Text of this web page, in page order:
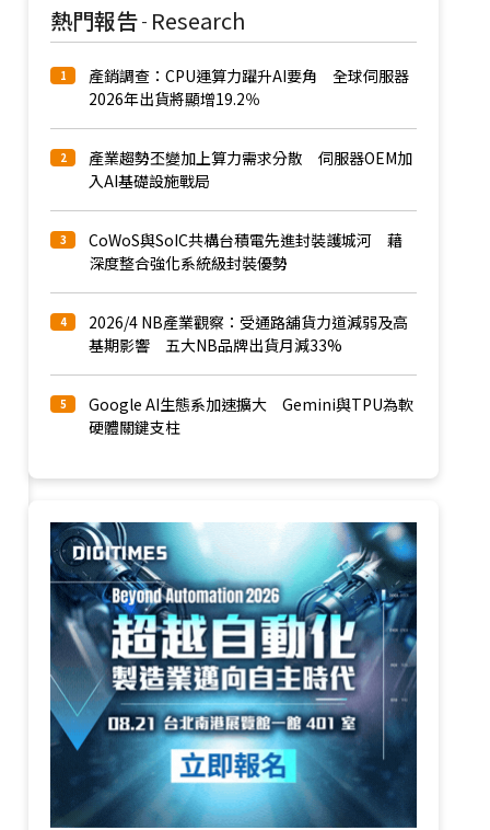
熱門報告 - Research
1
產銷調查：CPU運算力躍升AI要角 全球伺服器
2026年出貨將顯增19.2％
2
產業趨勢丕變加上算力需求分散 伺服器OEM加
入AI基礎設施戰局
3
CoWoS與SoIC共構台積電先進封裝護城河 藉
深度整合強化系統級封裝優勢
4
2026/4 NB產業觀察：受通路舖貨力道減弱及高
基期影響 五大NB品牌出貨月減33%
5
Google AI生態系加速擴大 Gemini與TPU為軟
硬體關鍵支柱